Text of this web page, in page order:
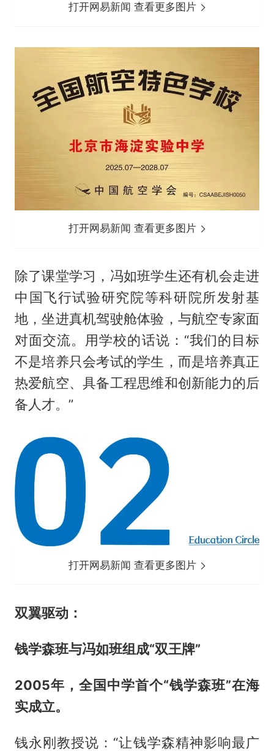
打开网易新闻 查看更多图片
打开网易新闻 查看更多图片
除了课堂学习，冯如班学生还有机会走进
中国飞行试验研究院等科研院所发射基
地，坐进真机驾驶舱体验，与航空专家面
对面交流。用学校的话说：“我们的目标
不是培养只会考试的学生，而是培养真正
热爱航空、具备工程思维和创新能力的后
备人才。”
打开网易新闻 查看更多图片
双翼驱动：
钱学森班与冯如班组成“双王牌”
2005年，全国中学首个“钱学森班”在海
实成立。
钱永刚教授说：“让钱学森精神影响最广